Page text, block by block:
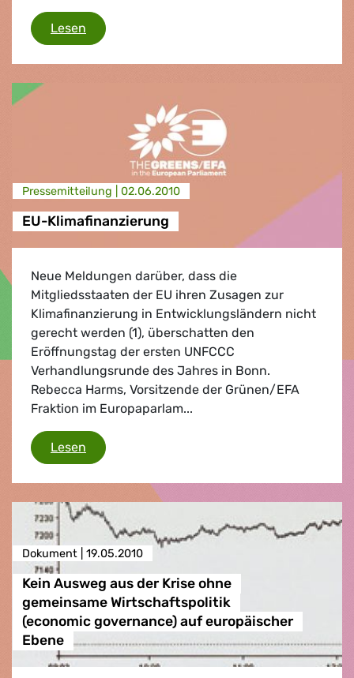
Lesen Westbalkan-Konferenz Sarajewo
Presse­mitteilung | 02.06.2010
EU-Klimafinanzierung
Neue Meldungen darüber, dass die
Mitgliedsstaaten der EU ihren Zusagen zur
Klimafinanzierung in Entwicklungsländern nicht
gerecht werden (1), überschatten den
Eröffnungstag der ersten UNFCCC
Verhandlungsrunde des Jahres in Bonn.
Rebecca Harms, Vorsitzende der Grünen/EFA
Fraktion im Europaparlam...
Lesen EU-Klimafinanzierung
Dokument | 19.05.2010
Kein Ausweg aus der Krise ohne
gemeinsame Wirtschaftspolitik
(economic governance) auf europäischer
Ebene